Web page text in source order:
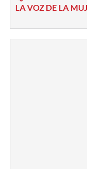
LA VOZ DE LA